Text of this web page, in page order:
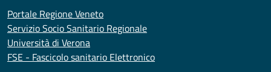
Portale Regione Veneto
Servizio Socio Sanitario Regionale
Università di Verona
FSE - Fascicolo sanitario Elettronico